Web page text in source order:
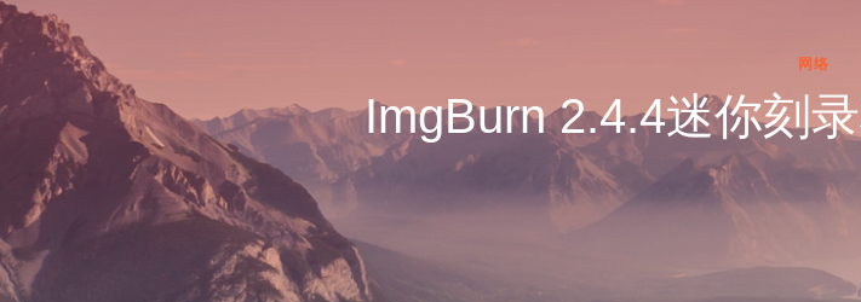
网络
ImgBurn 2.4.4迷你刻